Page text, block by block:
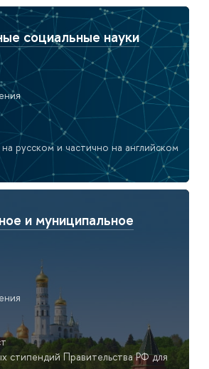
социальные науки
русском и частично на английском
и муниципальное
стипендий Правительства РФ для